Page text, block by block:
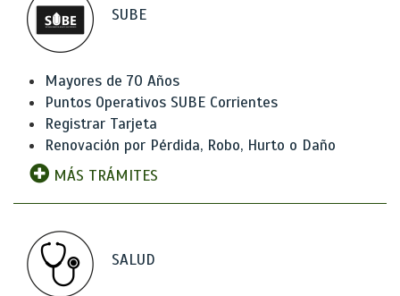
SUBE
Mayores de 70 Años
Puntos Operativos SUBE Corrientes
Registrar Tarjeta
Renovación por Pérdida, Robo, Hurto o Daño
MÁS TRÁMITES
SALUD